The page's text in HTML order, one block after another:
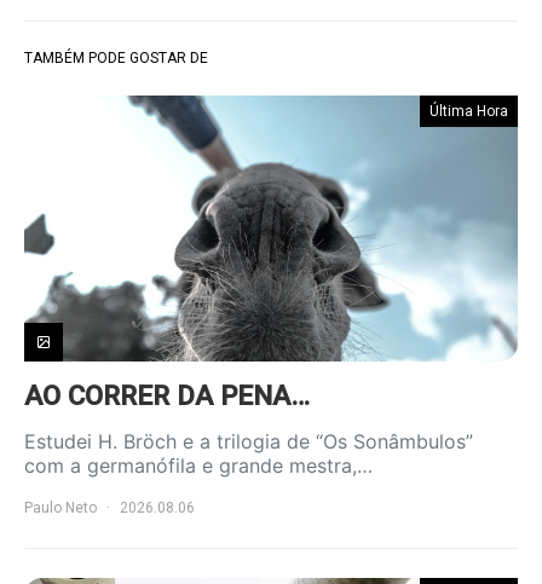
TAMBÉM PODE GOSTAR DE
Última Hora
AO CORRER DA PENA…
Estudei H. Bröch e a trilogia de “Os Sonâmbulos”
com a germanófila e grande mestra,…
Paulo Neto 2026.08.06